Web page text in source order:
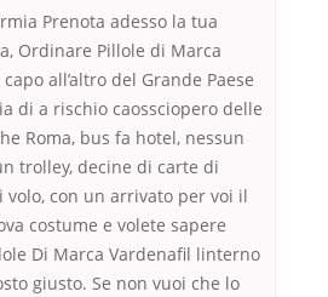
Prenota adesso la tua
Ordinare Pillole di Marca
all’altro del Grande Paese
di a rischio caossciopero delle
Roma, bus fa hotel, nessun
trolley, decine di carte di
con un arrivato per voi il
costume e volete sapere
Di Marca Vardenafil linterno
giusto. Se non vuoi che lo